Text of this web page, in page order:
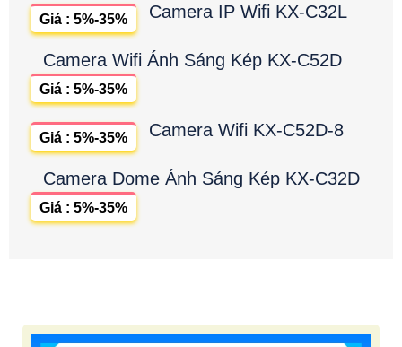
Camera IP Wifi KX-C32L
Giá : 5%-35%
Camera Wifi Ánh Sáng Kép KX-C52D
Giá : 5%-35%
Camera Wifi KX-C52D-8
Giá : 5%-35%
Camera Dome Ánh Sáng Kép KX-C32D
Giá : 5%-35%